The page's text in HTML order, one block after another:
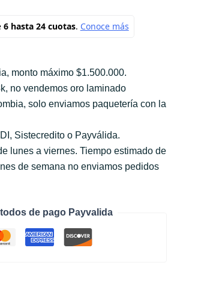
monto máximo $1.500.000.
no vendemos oro laminado
solo enviamos paquetería con la
Sistecredito o Payválida.
lunes a viernes. Tiempo estimado de
de semana no enviamos pedidos
de pago Payvalida